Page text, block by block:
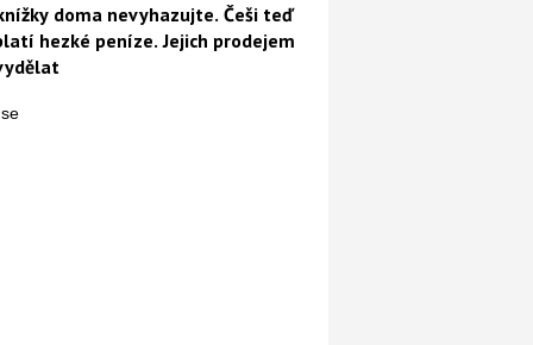
doma nevyhazujte. Češi teď
hezké peníze. Jejich prodejem